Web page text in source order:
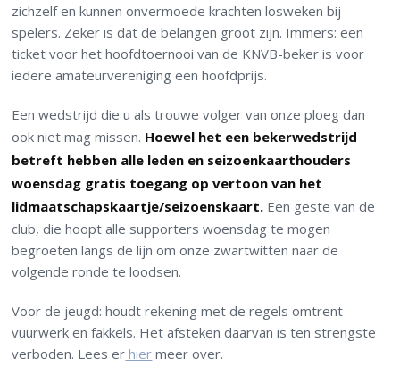
zichzelf en kunnen onvermoede krachten losweken bij
spelers. Zeker is dat de belangen groot zijn. Immers: een
ticket voor het hoofdtoernooi van de KNVB-beker is voor
iedere amateurvereniging een hoofdprijs.
Een wedstrijd die u als trouwe volger van onze ploeg dan
ook niet mag missen. Hoewel het een bekerwedstrijd
betreft hebben alle leden en seizoenkaarthouders
woensdag gratis toegang op vertoon van het
lidmaatschapskaartje/seizoenskaart. Een geste van de
club, die hoopt alle supporters woensdag te mogen
begroeten langs de lijn om onze zwartwitten naar de
volgende ronde te loodsen.
Voor de jeugd: houdt rekening met de regels omtrent
vuurwerk en fakkels. Het afsteken daarvan is ten strengste
verboden. Lees er hier meer over.